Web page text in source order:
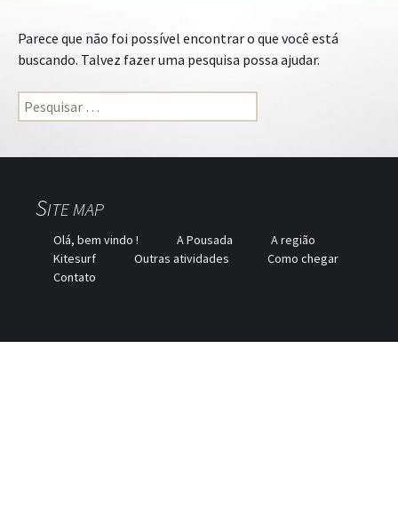
Parece que não foi possível encontrar o que você está
buscando. Talvez fazer uma pesquisa possa ajudar.
Pesquisar
por:
SITE MAP
Olá, bem vindo ! A Pousada
A região
Kitesurf
Outras atividades
Como chegar
Contato